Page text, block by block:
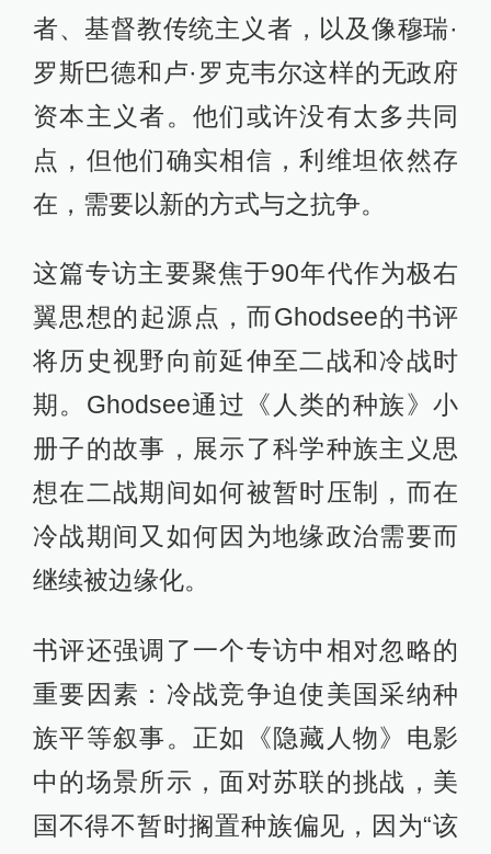
者、基督教传统主义者，以及像穆瑞·
罗斯巴德和卢·罗克韦尔这样的无政府
资本主义者。他们或许没有太多共同
点，但他们确实相信，利维坦依然存
在，需要以新的方式与之抗争。
这篇专访主要聚焦于90年代作为极右
翼思想的起源点，而Ghodsee的书评
将历史视野向前延伸至二战和冷战时
期。Ghodsee通过《人类的种族》小
册子的故事，展示了科学种族主义思
想在二战期间如何被暂时压制，而在
冷战期间又如何因为地缘政治需要而
继续被边缘化。
书评还强调了一个专访中相对忽略的
重要因素：冷战竞争迫使美国采纳种
族平等叙事。正如《隐藏人物》电影
中的场景所示，面对苏联的挑战，美
国不得不暂时搁置种族偏见，因为“该